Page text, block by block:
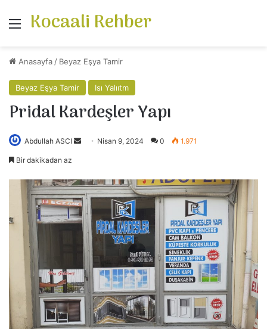
Menü
Kocaali Rehber
Anasayfa / Beyaz Eşya Tamir
Beyaz Eşya Tamir Isı Yalııtm
Pridal Kardeşler Yapı
Abdullah ASCI
Bir
göndermek
Nisan 9, 2024 0 1.971
Bir dakikadan az